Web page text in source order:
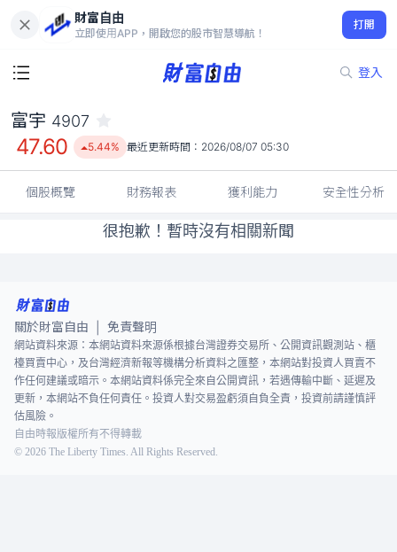
財富自由
立即使用APP，開啟您的股市智慧導航！
打開
登入
47.60
5.44%
富宇 4907
47.60 5.44% 最近更新時間： 2026/08/07 05:30
個股概覽 財務報表 獲利能力 安全性分析
很抱歉！暫時沒有相關新聞
關於財富自由 免責聲明
網站資料來源：本網站資料來源係根據台灣證券交易所、公開資訊觀測站、櫃
檯買賣中心，及台灣經濟新報等機構分析資料之匯整，本網站對投資人買賣不
作任何建議或暗示。本網站資料係完全來自公開資訊，若遇傳輸中斷、延遲及
更新，本網站不負任何責任。投資人對交易盈虧須自負全責，投資前請謹慎評
估風險。
自由時報版權所有不得轉載
© 2026 The Liberty Times. All Rights Reserved.